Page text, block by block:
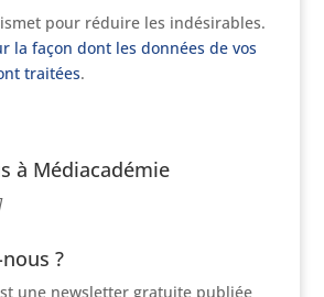
pour réduire les indésirables.
la façon dont les données de vos
traitées.
à Médiacadémie
?
une newsletter gratuite publiée